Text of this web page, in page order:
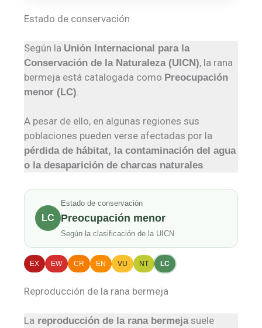
Estado de conservación
Según la Unión Internacional para la
Conservación de la Naturaleza (UICN), la rana
bermeja está catalogada como Preocupación
menor (LC).
A pesar de ello, en algunas regiones sus
poblaciones pueden verse afectadas por la
pérdida de hábitat, la contaminación del agua
o la desaparición de charcas naturales.
LC
Estado de conservación
Preocupación menor
Según la clasificación de la UICN
EX EW CR EN VU NT LC
Reproducción de la rana bermeja
La reproducción de la rana bermejasuele